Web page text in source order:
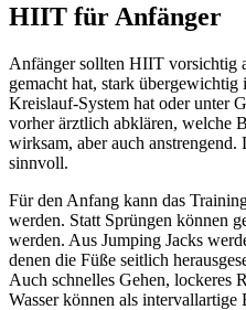
HIIT für Anfänger
Anfänger sollten HIIT vorsichtig
gemacht hat, stark
Kreislauf-System hat oder unter
vorher ärztlich abklären, welche
wirksam, aber auch
sinnvoll.
Für den Anfang kann das
werden. Statt Sprüngen können
werden. Aus Jumping Jacks
denen die Füße seitlich
Auch schnelles Gehen, lockeres
Wasser können als intervallartige